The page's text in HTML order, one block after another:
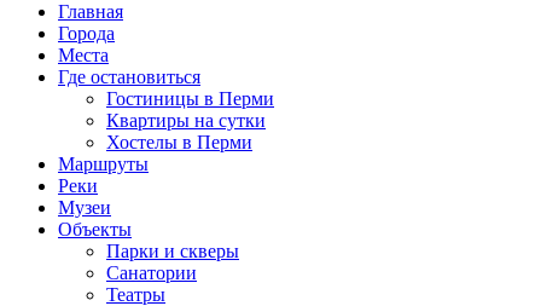
Главная
Города
Места
Где остановиться
Гостиницы в Перми
Квартиры на сутки
Хостелы в Перми
Маршруты
Реки
Музеи
Объекты
Парки и скверы
Санатории
Театры